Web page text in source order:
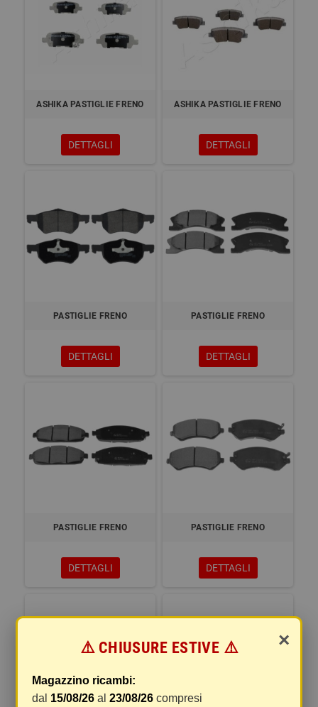
ASHIKA PASTIGLIE FRENO
DETTAGLI
ASHIKA PASTIGLIE FRENO
DETTAGLI
PASTIGLIE FRENO
DETTAGLI
PASTIGLIE FRENO
DETTAGLI
PASTIGLIE FRENO
DETTAGLI
PASTIGLIE FRENO
DETTAGLI
×
⚠️ CHIUSURE ESTIVE ⚠️
Magazzino ricambi:
dal 15/08/26 al23/08/26 compresi